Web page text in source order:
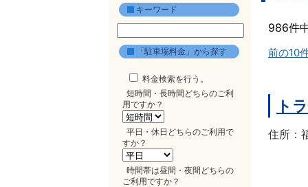
キーワード
「駐車場料金」から探す
料金検索を行う。
短時間・長時間どちらのご利
用ですか？
平日・休日どちらのご利用で
すか？
時間帯は昼間・夜間どちらの
ご利用ですか？
986件
前の10
ト
住所：